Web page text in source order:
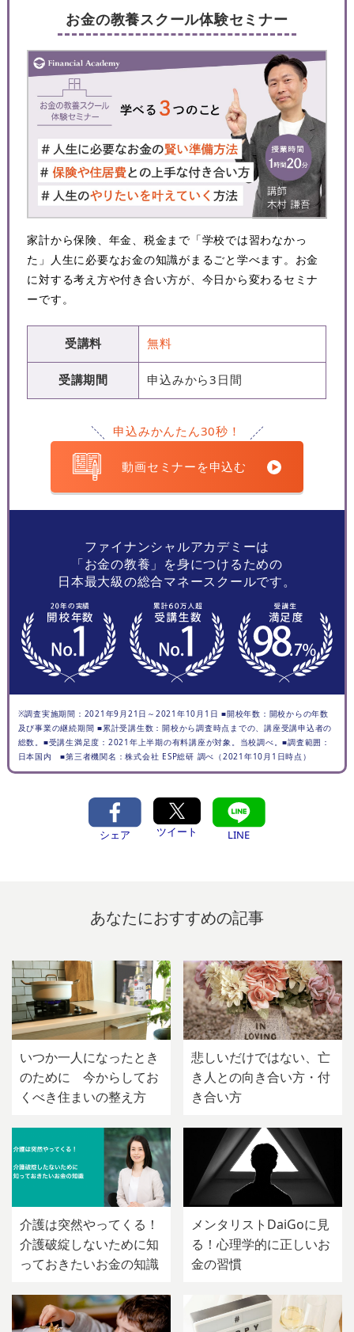
お金の教養スクール体験セミナー
家計から保険、年金、税金まで「学校では習わなかっ
た」人生に必要なお金の知識がまるごと学べます。お金
に対する考え方や付き合い方が、今日から変わるセミナ
ーです。
受講料 無料
受講期間 申込みから3日間
申込みかんたん30秒！
動画セミナーを申込む
ファイナンシャルアカデミーは
「お金の教養」を身につけるための
日本最大級の総合マネースクールです。
※調査実施期間：2021年9月21日～2021年10月1日 ■開校年数：開校からの年数
及び事業の継続期間 ■累計受講生数：開校から調査時点までの、講座受講申込者の
総数。■受講生満足度：2021年上半期の有料講座が対象。当校調べ。■調査範囲：
日本国内 ■第三者機関名：株式会社 ESP総研 調べ（2021年10月1日時点）
シェア ツイート LINE
あなたにおすすめの記事
いつか一人になったとき
のために 今からしてお
くべき住まいの整え方
悲しいだけではない、亡
き人との向き合い方・付
き合い方
介護は突然やってくる！
介護破綻しないために知
っておきたいお金の知識
メンタリストDaiGoに見
る！心理学的に正しいお
金の習慣